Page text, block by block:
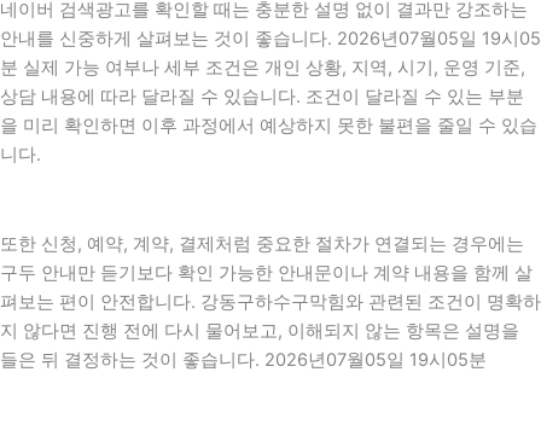
네이버 검색광고를 확인할 때는 충분한 설명 없이 결과만 강조하는
안내를 신중하게 살펴보는 것이 좋습니다. 2026년07월05일 19시05
분 실제 가능 여부나 세부 조건은 개인 상황, 지역, 시기, 운영 기준,
상담 내용에 따라 달라질 수 있습니다. 조건이 달라질 수 있는 부분
을 미리 확인하면 이후 과정에서 예상하지 못한 불편을 줄일 수 있습
니다.
또한 신청, 예약, 계약, 결제처럼 중요한 절차가 연결되는 경우에는
구두 안내만 듣기보다 확인 가능한 안내문이나 계약 내용을 함께 살
펴보는 편이 안전합니다. 강동구하수구막힘와 관련된 조건이 명확하
지 않다면 진행 전에 다시 물어보고, 이해되지 않는 항목은 설명을
들은 뒤 결정하는 것이 좋습니다. 2026년07월05일 19시05분